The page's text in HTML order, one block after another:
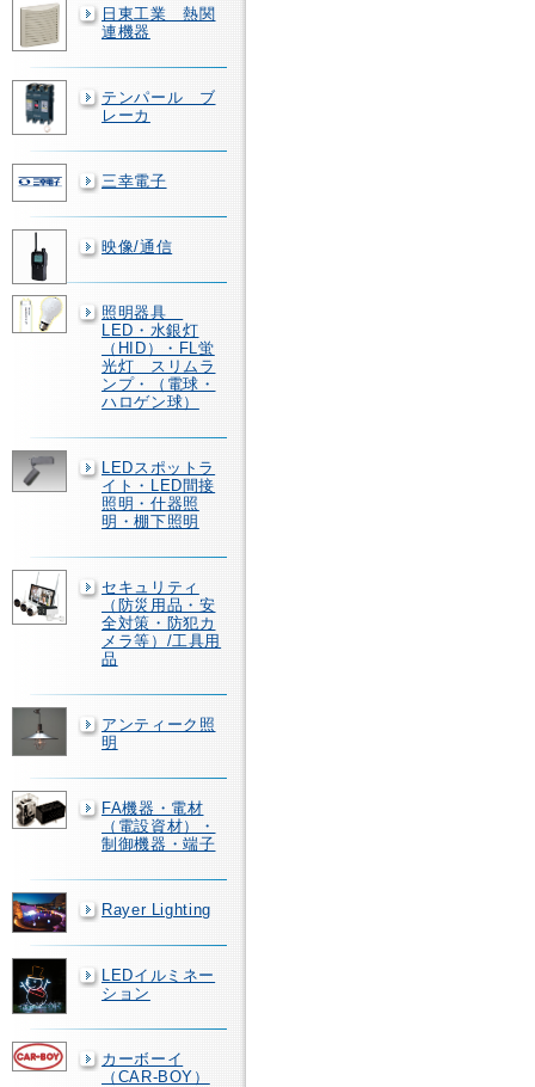
日東工業 熱関
連機器
テンパール ブ
レーカ
三幸電子
映像/通信
照明器具
LED・水銀灯
（HID）・FL蛍
光灯 スリムラ
ンプ・（電球・
ハロゲン球）
LEDスポットラ
イト・LED間接
照明・什器照
明・棚下照明
セキュリティ
（防災用品・安
全対策・防犯カ
メラ等）/工具用
品
アンティーク照
明
FA機器・電材
（電設資材）・
制御機器・端子
Rayer Lighting
LEDイルミネー
ション
カーボーイ
（CAR-BOY）